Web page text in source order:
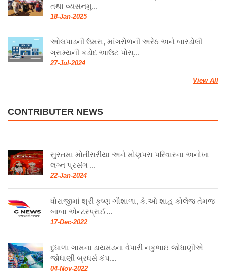
તથા વ્યસનમુ...
18-Jan-2025
ઓલપાડની ઉમરા, માંગરોળની અરેઠ અને બારડોલી
ગ્રામ્યની કડોદ આઉટ પોસ્...
27-Jul-2024
View All
CONTRIBUTER NEWS
સુરતમા મોતીસરીયા અને મોણપરા પરિવારના અનોખા
લગ્ન પ્રસંગ ...
22-Jan-2024
ધોરાજીમાં શ્રી કૃષ્ણ ગૌશાળા, કે.ઓ શાહ કોલેજ તેમજ
બાબા એન્ટરપ્રાઈ...
17-Dec-2022
દુધાળા ગામના ડાયમંડના વેપારી નકુભાઇ જોધાણીએ
જોધાણી બ્રધર્સ કંપ...
04-Nov-2022